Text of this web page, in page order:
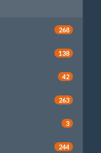
268
138
42
263
3
244